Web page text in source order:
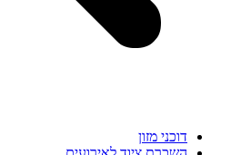
דוכני מזון